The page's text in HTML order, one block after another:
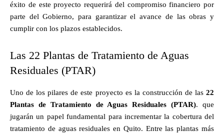
éxito de este proyecto requerirá del compromiso financiero por
parte del Gobierno, para garantizar el avance de las obras y
cumplir con los plazos establecidos.
Las 22 Plantas de Tratamiento de Aguas
Residuales (PTAR)
Uno de los pilares de este proyecto es la construcción de las 22
Plantas de Tratamiento de Aguas Residuales (PTAR). que
jugarán un papel fundamental para incrementar la cobertura del
tratamiento de aguas residuales en Quito. Entre las plantas más